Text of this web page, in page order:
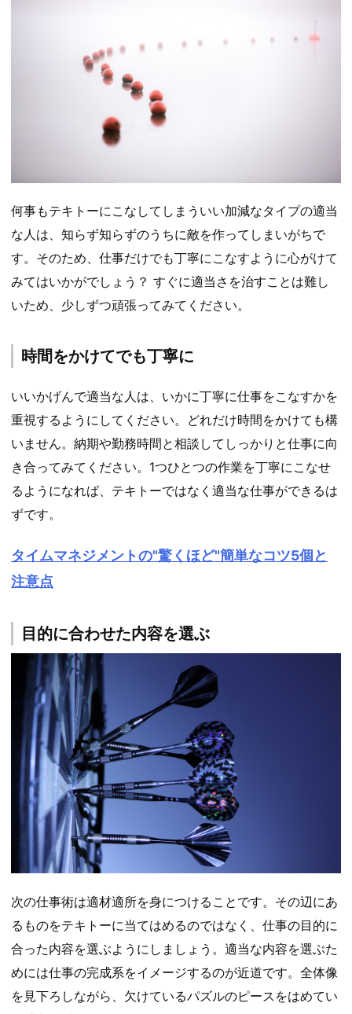
何事もテキトーにこなしてしまういい加減なタイプの適当
な人は、知らず知らずのうちに敵を作ってしまいがちで
す。そのため、仕事だけでも丁寧にこなすように心がけて
みてはいかがでしょう？ すぐに適当さを治すことは難し
いため、少しずつ頑張ってみてください。
時間をかけてでも丁寧に
いいかげんで適当な人は、いかに丁寧に仕事をこなすかを
重視するようにしてください。どれだけ時間をかけても構
いません。納期や勤務時間と相談してしっかりと仕事に向
き合ってみてください。1つひとつの作業を丁寧にこなせ
るようになれば、テキトーではなく適当な仕事ができるは
ずです。
タイムマネジメントの"驚くほど"簡単なコツ5個と
注意点
目的に合わせた内容を選ぶ
次の仕事術は適材適所を身につけることです。その辺にあ
るものをテキトーに当てはめるのではなく、仕事の目的に
合った内容を選ぶようにしましょう。適当な内容を選ぶた
めには仕事の完成系をイメージするのが近道です。全体像
を見下ろしながら、欠けているパズルのピースをはめてい